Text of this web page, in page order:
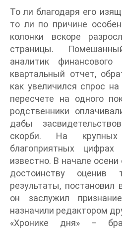
То ли благодаря его
то ли по причине
колонки вскоре
страницы.
аналитик финансового
квартальный отчет,
как увеличился спрос
пересчете на одного
родственники
дабы
скорби. На
благоприятных цифрах
известно. В начале
достоинству оценив
результаты, постановил
он заслужил
назначили редактором
«Хронике дня» –